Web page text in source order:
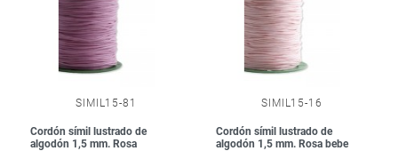
SIMIL15-81
Cordón símil lustrado de
algodón 1,5 mm. Rosa
SIMIL15-16
Cordón símil lustrado de
algodón 1,5 mm. Rosa bebe